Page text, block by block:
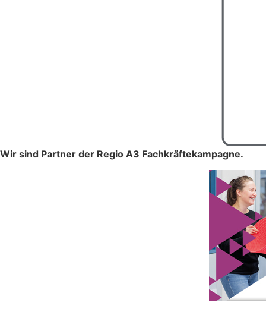
Wir sind Partner der Regio A3 Fachkräftekampagne.